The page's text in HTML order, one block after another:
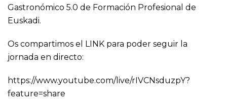
Gastronómico 5.0 de Formación Profesional de
Euskadi.
Os compartimos el LINK para poder seguir la
jornada en directo:
https://www.youtube.com/live/rIVCNsduzpY?
feature=share